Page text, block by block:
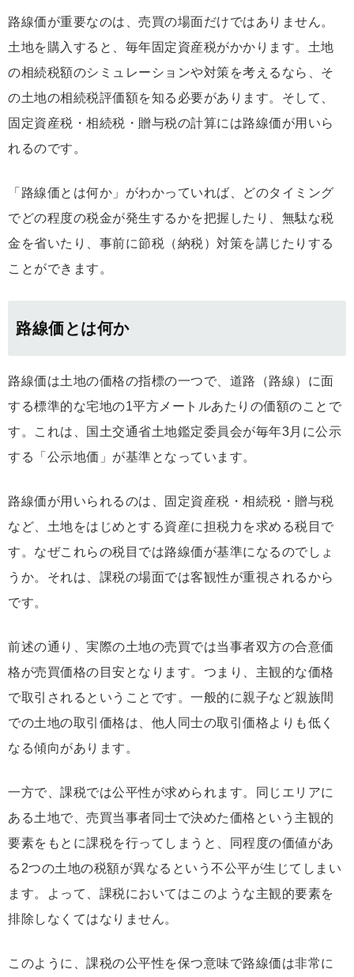
路線価が重要なのは、売買の場面だけではありません。
土地を購入すると、毎年固定資産税がかかります。土地
の相続税額のシミュレーションや対策を考えるなら、そ
の土地の相続税評価額を知る必要があります。そして、
固定資産税・相続税・贈与税の計算には路線価が用いら
れるのです。
「路線価とは何か」がわかっていれば、どのタイミング
でどの程度の税金が発生するかを把握したり、無駄な税
金を省いたり、事前に節税（納税）対策を講じたりする
ことができます。
路線価とは何か
路線価は土地の価格の指標の一つで、道路（路線）に面
する標準的な宅地の1平方メートルあたりの価額のことで
す。これは、国土交通省土地鑑定委員会が毎年3月に公示
する「公示地価」が基準となっています。
路線価が用いられるのは、固定資産税・相続税・贈与税
など、土地をはじめとする資産に担税力を求める税目で
す。なぜこれらの税目では路線価が基準になるのでしょ
うか。それは、課税の場面では客観性が重視されるから
です。
前述の通り、実際の土地の売買では当事者双方の合意価
格が売買価格の目安となります。つまり、主観的な価格
で取引されるということです。一般的に親子など親族間
での土地の取引価格は、他人同士の取引価格よりも低く
なる傾向があります。
一方で、課税では公平性が求められます。同じエリアに
ある土地で、売買当事者同士で決めた価格という主観的
要素をもとに課税を行ってしまうと、同程度の価値があ
る2つの土地の税額が異なるという不公平が生じてしまい
ます。よって、課税においてはこのような主観的要素を
排除しなくてはなりません。
このように、課税の公平性を保つ意味で路線価は非常に